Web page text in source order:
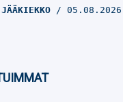
JÄÄKIEKKO 05.08.2026